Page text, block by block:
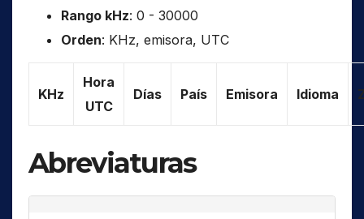
Rango kHz: 0 - 30000
Orden: KHz, emisora, UTC
KHz
Hora
UTC
Días País Emisora Idioma
Abreviaturas